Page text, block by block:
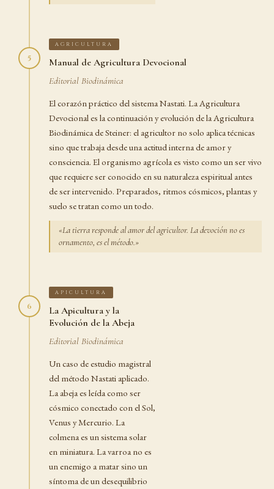
5
AGRICULTURA
Manual de Agricultura Devocional
Editorial Biodinámica
El corazón práctico del sistema Nastati. La Agricultura
Devocional es la continuación y evolución de la Agricultura
Biodinámica de Steiner: el agricultor no solo aplica técnicas
sino que trabaja desde una actitud interna de amor y
consciencia. El organismo agrícola es visto como un ser vivo
que requiere ser conocido en su naturaleza espiritual antes
de ser intervenido. Preparados, ritmos cósmicos, plantas y
suelo se tratan como un todo.
«La tierra responde al amor del agricultor. La devoción no es
ornamento, es el método.»
APICULTURA
La Apicultura y la
Evolución de la Abeja
Editorial Biodinámica
Un caso de estudio magistral
del método Nastati aplicado.
La abeja es leída como ser
cósmico conectado con el Sol,
Venus y Mercurio. La
colmena es un sistema solar
en miniatura. La varroa no es
un enemigo a matar sino un
síntoma de un desequilibrio
6